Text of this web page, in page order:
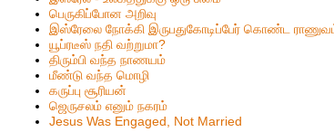
பெருகிப்போன அறிவு
இஸ்ரேலை நோக்கி இருபதுகோடிப்பேர் கொண்ட
யூப்ரடீஸ் நதி வற்றுமா?
திரும்பி வந்த நாணயம்
மீண்டு வந்த மொழி
கருப்பு சூரியன்
ஜெருசலம் எனும் நகரம்
Jesus Was Engaged, Not Married